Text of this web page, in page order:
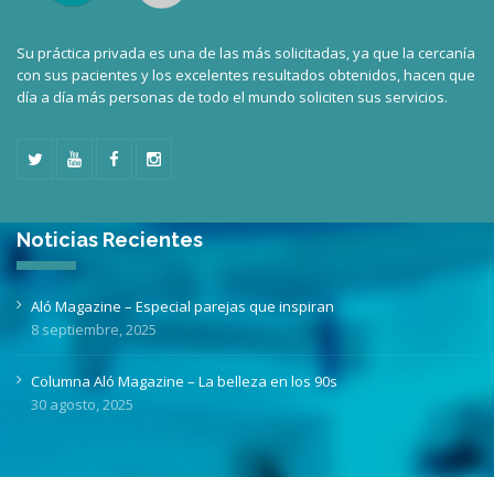
Su práctica privada es una de las más solicitadas, ya que la cercanía
con sus pacientes y los excelentes resultados obtenidos, hacen que
día a día más personas de todo el mundo soliciten sus servicios.
Noticias Recientes
Aló Magazine – Especial parejas que inspiran
8 septiembre, 2025
Columna Aló Magazine – La belleza en los 90s
30 agosto, 2025